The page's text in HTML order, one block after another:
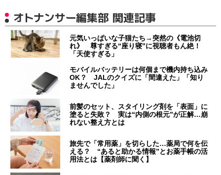
オトナンサー編集部 関連記事
元気いっぱいな子猫たち→突然の《電池切
れ》 尊すぎる“座り寝”に視聴者もん絶！
「天使すぎる」
モバイルバッテリーは何個まで機内持ち込み
OK？ JALのクイズに「間違えた」「知り
ませんでした」
前髪のセット、スタイリング剤を「表面」に
塗ると失敗？ 実は“内側の根元”が正解…崩
れない整え方とは
旅先で「常用薬」を切らした…薬局で何を伝
える？ “あると助かる情報”とお薬手帳の活
用法とは【薬剤師に聞く】